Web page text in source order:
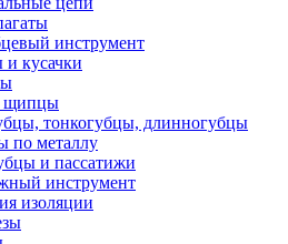
инструмент
и кусачки
щипцы
тонкогубцы, длинногубцы
по металлу
и пассатижи
инструмент
изоляции